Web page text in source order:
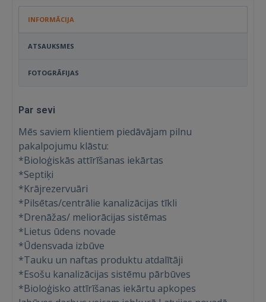
Ienākt
INFORMĀCIJA
ATSAUKSMES
FOTOGRĀFIJAS
Par sevi
Mēs saviem klientiem piedāvājam pilnu
pakalpojumu klāstu:
*Bioloģiskās attīrīšanas iekārtas
*Septiķi
*Krājrezervuāri
*Pilsētas/centrālie kanalizācijas tīkli
*Drenāžas/ meliorācijas sistēmas
*Lietus ūdens novade
*Ūdensvada izbūve
*Tauku un naftas produktu atdalītāji
*Esošu kanalizācijas sistēmu pārbūves
*Bioloģisko attīrīšanas iekārtu apkopes